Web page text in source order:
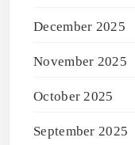
December 2025
November 2025
October 2025
September 2025